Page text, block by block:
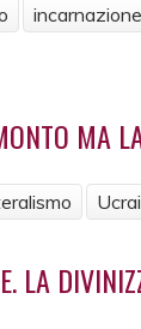
incarnazione
MA
LA